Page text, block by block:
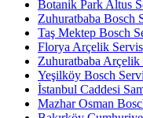
Botanik Park Altus
Zuhuratbaba Bosch
Taş Mektep Bosch
Florya Arçelik
Zuhuratbaba Arçelik
Yeşilköy Bosch
İstanbul Caddesi
Mazhar Osman